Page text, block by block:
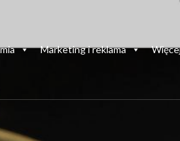
Marketing i reklama